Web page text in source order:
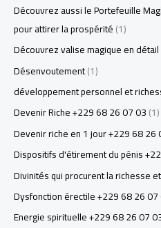
Découvrez aussi le Portefeuille
pour attirer la prospérité(1)
Découvrez valise magique en
Désenvoutement(1)
développement personnel et
Devenir Riche +229 68 26 07 03(1)
Devenir riche en 1 jour +229 68 26
Dispositifs d'étirement du pénis
Divinités qui procurent la richesse
Dysfonction érectile +229 68 26 07
Energie spirituelle +229 68 26 07